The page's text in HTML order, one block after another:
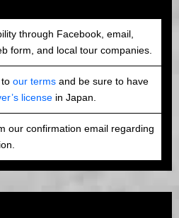
through Facebook, email,
form, and local tour companies.
our terms and be sure to have
license in Japan.
our confirmation email regarding